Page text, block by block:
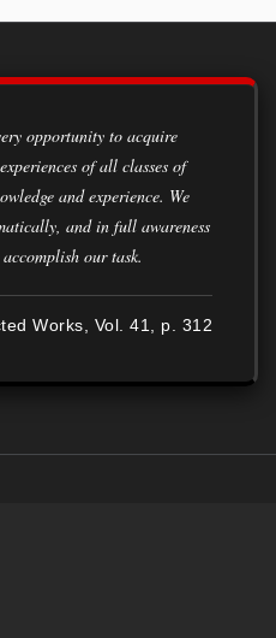
of all classes of
and experience. We
and in full awareness
our task.
Works, Vol. 41, p. 312